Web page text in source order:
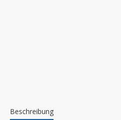
Beschreibung